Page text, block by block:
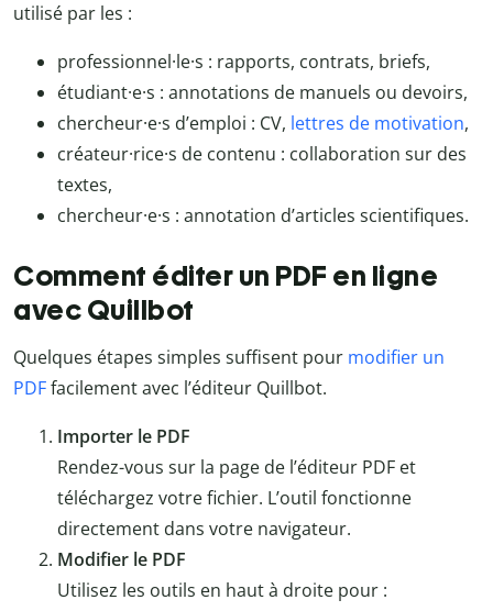
utilisé par les :
professionnel·le·s : rapports, contrats, briefs,
étudiant·e·s : annotations de manuels ou devoirs,
chercheur·e·s d’emploi : CV, lettres de motivation,
créateur·rice·s de contenu : collaboration sur des
textes,
chercheur·e·s : annotation d’articles scientifiques.
Comment éditer un PDF en ligne
avec Quillbot
Quelques étapes simples suffisent pour modifier un
PDFfacilement avec l’éditeur Quillbot.
Importer le PDF
Rendez-vous sur la page de l’éditeur PDF et
téléchargez votre fichier. L’outil fonctionne
directement dans votre navigateur.
Modifier le PDF
Utilisez les outils en haut à droite pour :